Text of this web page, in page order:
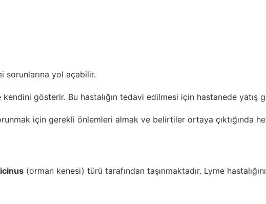
yol açabilir.
gösterir. Bu hastalığın tedavi edilmesi için hastanede yatış
için gerekli önlemleri almak ve belirtiler ortaya
(orman kenesi) türü tarafından taşınmaktadır. Lyme